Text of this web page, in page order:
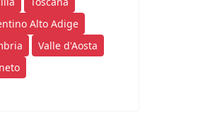
Alto Adige
Valle d'Aosta